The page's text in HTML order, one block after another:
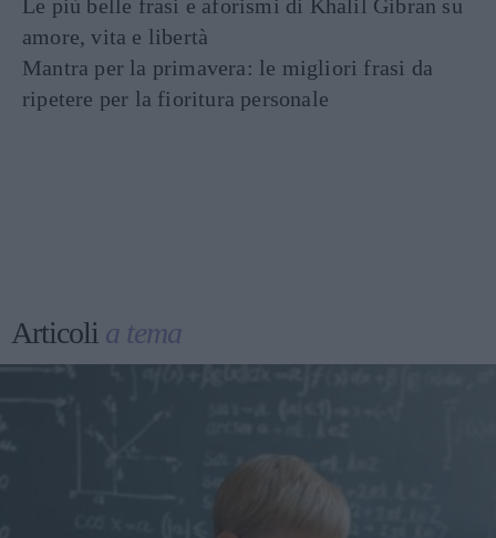
Le più belle frasi e aforismi di Khalil Gibran su
amore, vita e libertà
Mantra per la primavera: le migliori frasi da
ripetere per la fioritura personale
Articoli a tema